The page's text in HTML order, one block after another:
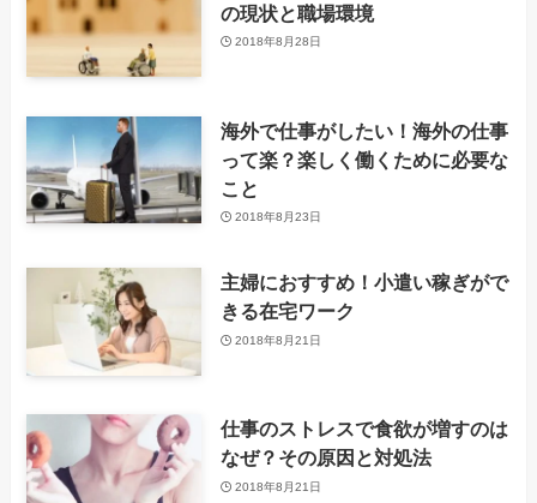
の現状と職場環境
2018年8月28日
海外で仕事がしたい！海外の仕事
って楽？楽しく働くために必要な
こと
2018年8月23日
主婦におすすめ！小遣い稼ぎがで
きる在宅ワーク
2018年8月21日
仕事のストレスで食欲が増すのは
なぜ？その原因と対処法
2018年8月21日